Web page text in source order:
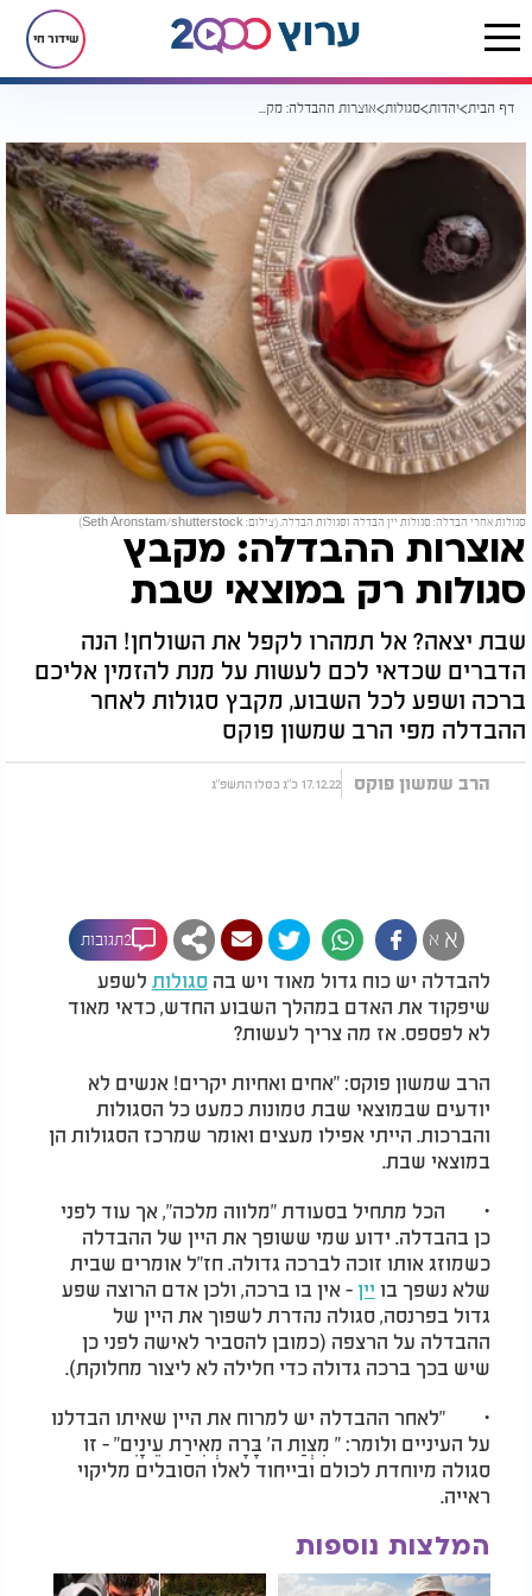
שידור חי
דף הבית יהדות סגולות אוצרות ההבדלה: מקבץ סגולות רק במוצאי שבת
סגולות אחרי הבדלה: סגולות יין הבדלה וסגולות הבדלה. (צילום: Seth Aronstam/shutterstock)
אוצרות ההבדלה: מקבץ
סגולות רק במוצאי שבת
שבת יצאה? אל תמהרו לקפל את השולחן! הנה
הדברים שכדאי לכם לעשות על מנת להזמין אליכם
ברכה ושפע לכל השבוע, מקבץ סגולות לאחר
ההבדלה מפי הרב שמשון פוקס
הרב שמשון פוקס 17.12.22 כ"ג כסלו התשפ"ג
א א 2תגובות
להבדלה יש כוח גדול מאוד ויש בהסגולות לשפע
שיפקוד את האדם במהלך השבוע החדש, כדאי מאוד
לא לפספס. אז מה צריך לעשות?
הרב שמשון פוקס: "אחים ואחיות יקרים! אנשים לא
יודעים שבמוצאי שבת טמונות כמעט כל הסגולות
והברכות. הייתי אפילו מעצים ואומר שמרכז הסגולות הן
במוצאי שבת.
· הכל מתחיל בסעודת "מלווה מלכה", אך עוד לפני
כן בהבדלה. ידוע שמי ששופך את היין של ההבדלה
כשמוזג אותו זוכה לברכה גדולה. חז"ל אומרים שבית
שלא נשפך בו יין- אין בו ברכה, ולכן אדם הרוצה שפע
גדול בפרנסה, סגולה נהדרת לשפוך את היין של
ההבדלה על הרצפה (כמובן להסביר לאישה לפני כן
שיש בכך ברכה גדולה כדי חלילה לא ליצור מחלוקת).
· "לאחר ההבדלה יש למרוח את היין שאיתו הבדלנו
על העיניים ולומר: " מִצְוַת ה' בָּרָה מְאִירַת עֵינָיִם" - זו
סגולה מיוחדת לכולם ובייחוד לאלו הסובלים מליקוי
ראייה.
המלצות נוספות